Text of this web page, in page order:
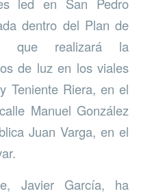
dentro del Plan de
que realizará la
de luz en los viales
Teniente Riera, en el
Manuel González
Juan Varga, en el
Javier García, ha